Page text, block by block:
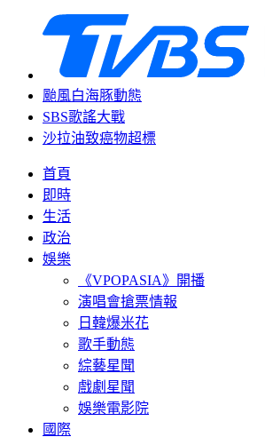
颱風白海豚動態
SBS歌謠大戰
沙拉油致癌物超標
首頁
即時
生活
政治
娛樂
《VPOPASIA》開播
演唱會搶票情報
日韓爆米花
歌手動態
綜藝星聞
戲劇星聞
娛樂電影院
國際